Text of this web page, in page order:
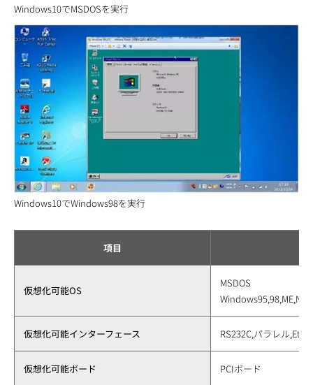
Windows10でMSDOSを実行
Windows10でWindows98を実行
項目
仮想化可能OS
MSDOS
仮想化可能インターフェース RS232C,パラレル
仮想化可能ボード PCIボード